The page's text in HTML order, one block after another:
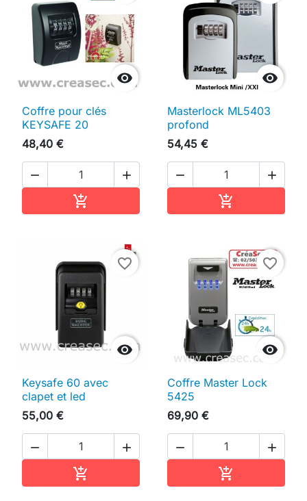

Coffre pour clés
KEYSAFE 20
48,40 €
 


Masterlock ML5403
profond
54,45 €
 


favorite_border
Keysafe 60 avec
clapet et led
55,00 €
 


favorite_border
Coffre Master Lock
5425
69,90 €
 
